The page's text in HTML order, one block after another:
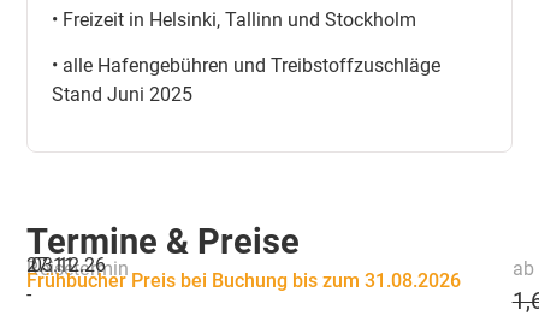
• Freizeit in Helsinki, Tallinn und Stockholm
• alle Hafengebühren und Treibstoffzuschläge
Stand Juni 2025
Termine & Preise
Reisetermin
27.11.
-
03.12.26
Frühbucher Preis bei Buchung bis zum 31.08.2026
ab